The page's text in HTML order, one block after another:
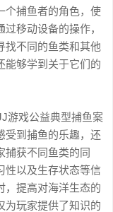
个捕鱼者的角色，使
移动设备的操作，
找不同的鱼类和其他
能够学到关于它们的
游戏公益典型捕鱼案
受到捕鱼的乐趣，还
捕获不同鱼类的同
性以及生存状态等信
，提高对海洋生态的
为玩家提供了知识的